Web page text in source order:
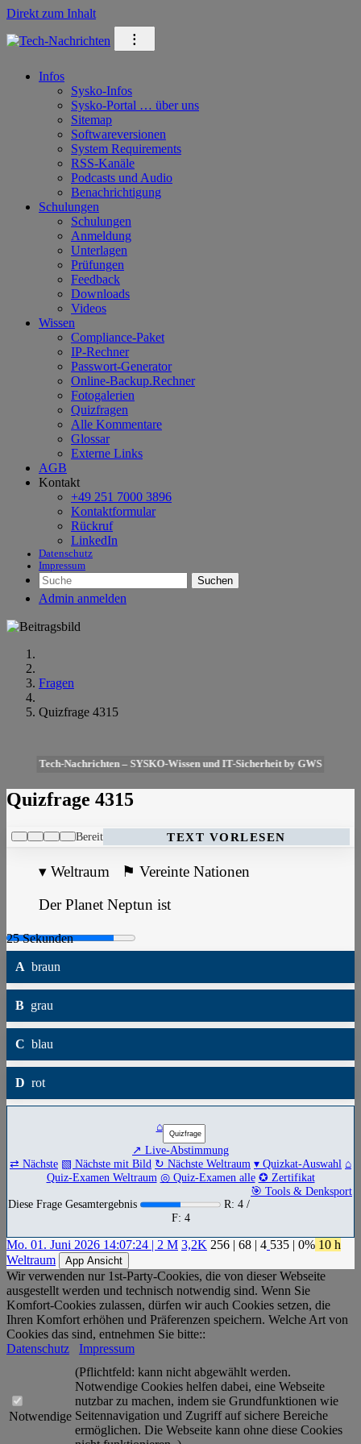
Direkt zum Inhalt
⁝
Infos
Sysko-Infos
Sysko-Portal … über uns
Sitemap
Softwareversionen
System Requirements
RSS-Kanäle
Podcasts und Audio
Benachrichtigung
Schulungen
Schulungen
Anmeldung
Unterlagen
Prüfungen
Feedback
Downloads
Videos
Wissen
Compliance-Paket
IP-Rechner
Passwort-Generator
Online-Backup.Rechner
Fotogalerien
Quizfragen
Alle Kommentare
Glossar
Externe Links
AGB
Kontakt
+49 251 7000 3896
Kontaktformular
Rückruf
LinkedIn
Datenschutz
Impressum
Suchen
Admin anmelden
Fragen
Quizfrage 4315
Tech-Nachrichten – SYSKO-Wissen und IT-Sicherheit by GWS
Quizfrage 4315
Bereit TEXT VORLESEN
▾ Weltraum ⚑ Vereinte Nationen
Der Planet Neptun ist
A braun
B grau
C blau
D rot
⌂
↗ Live-Abstimmung
⇄ Nächste ▧ Nächste mit Bild ↻ Nächste Weltraum ▾ Quizkat-Auswahl ⌂
Quiz-Examen Weltraum ◎ Quiz-Examen alle ✪ Zertifikat
🎯 Tools & Denksport
Diese Frage Gesamtergebnis
R: 4 /
F: 4
Mo. 01. Juni 2026 14:07:24 | 2 M 3,2K 256 | 68 | 4 535 | 0% 10 h
Weltraum
App Ansicht
Wir verwenden nur 1st-Party-Cookies, die von dieser Webseite
ausgestellt werden und technisch notwendig sind. Wenn Sie
Komfort-Cookies zulassen, dürfen wir auch Cookies setzen, die
Ihren Komfort erhöhen und Präferenzen speichern. Welche Art von
Cookies das sind, entnehmen Sie bitte::
Datenschutz
Impressum
Notwendige
(Pflichtfeld: kann nicht abgewählt werden.
Notwendige Cookies helfen dabei, eine Webseite
nutzbar zu machen, indem sie Grundfunktionen wie
Seitennavigation und Zugriff auf sichere Bereiche
ermöglichen. Die Webseite kann ohne diese Cookies